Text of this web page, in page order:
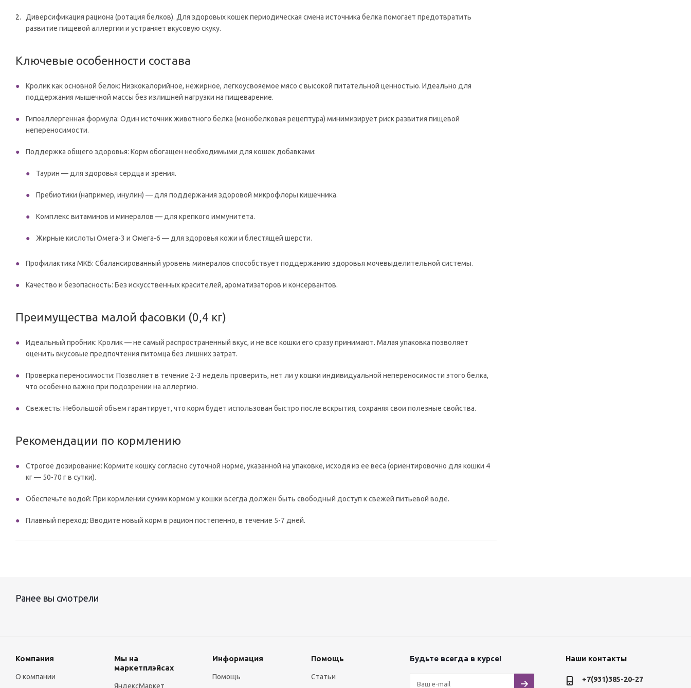
Диверсификация рациона (ротация белков). Для здоровых кошек периодическая смена источника белка помогает предотвратить
развитие пищевой аллергии и устраняет вкусовую скуку.
Ключевые особенности состава
Кролик как основной белок: Низкокалорийное, нежирное, легкоусвояемое мясо с высокой питательной ценностью. Идеально для
поддержания мышечной массы без излишней нагрузки на пищеварение.
Гипоаллергенная формула: Один источник животного белка (монобелковая рецептура) минимизирует риск развития пищевой
непереносимости.
Поддержка общего здоровья: Корм обогащен необходимыми для кошек добавками:
Таурин — для здоровья сердца и зрения.
Пребиотики (например, инулин) — для поддержания здоровой микрофлоры кишечника.
Комплекс витаминов и минералов — для крепкого иммунитета.
Жирные кислоты Омега-3 и Омега-6 — для здоровья кожи и блестящей шерсти.
Профилактика МКБ: Сбалансированный уровень минералов способствует поддержанию здоровья мочевыделительной системы.
Качество и безопасность: Без искусственных красителей, ароматизаторов и консервантов.
Преимущества малой фасовки (0,4 кг)
Идеальный пробник: Кролик — не самый распространенный вкус, и не все кошки его сразу принимают. Малая упаковка позволяет
оценить вкусовые предпочтения питомца без лишних затрат.
Проверка переносимости: Позволяет в течение 2-3 недель проверить, нет ли у кошки индивидуальной непереносимости этого белка,
что особенно важно при подозрении на аллергию.
Свежесть: Небольшой объем гарантирует, что корм будет использован быстро после вскрытия, сохраняя свои полезные свойства.
Рекомендации по кормлению
Строгое дозирование: Кормите кошку согласно суточной норме, указанной на упаковке, исходя из ее веса (ориентировочно для кошки 4
кг — 50-70 г в сутки).
Обеспечьте водой: При кормлении сухим кормом у кошки всегда должен быть свободный доступ к свежей питьевой воде.
Плавный переход: Вводите новый корм в рацион постепенно, в течение 5-7 дней.
Ранее вы смотрели
Компания
О компании
Мы на
маркетплэйсах
ЯндексМаркет
Информация
Помощь
Помощь
Статьи
Будьте всегда в курсе! Наши контакты
+7(931)385-20-27